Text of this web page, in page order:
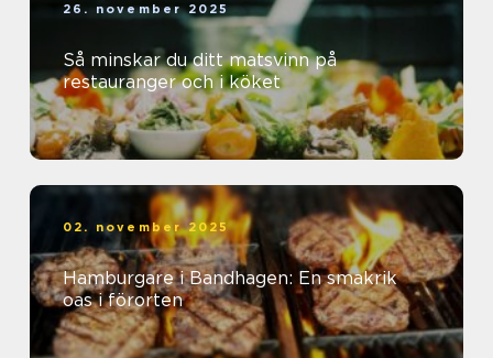
26. november 2025
Så minskar du ditt matsvinn på
restauranger och i köket
02. november 2025
Hamburgare i Bandhagen: En smakrik
oas i förorten